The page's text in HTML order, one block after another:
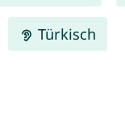
Türkisch